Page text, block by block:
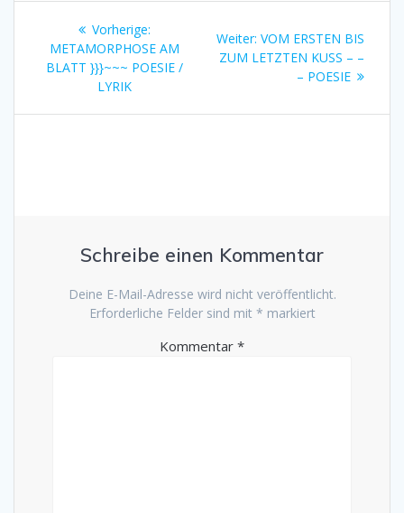
Beitragsnavigation
Vorherige:Vorheriger
Beitrag:
METAMORPHOSE AM
BLATT }}}~~~ POESIE /
LYRIK
Weiter: Nächster
Beitrag:
VOM ERSTEN BIS
ZUM LETZTEN KUSS – –
– POESIE
Schreibe einen Kommentar
Deine E-Mail-Adresse wird nicht veröffentlicht.
Erforderliche Felder sind mit * markiert
Kommentar *